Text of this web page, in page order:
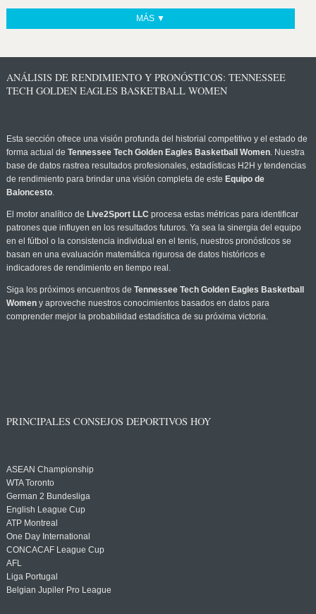
MÁS ▼
ANÁLISIS DE RENDIMIENTO Y PRONÓSTICOS: TENNESSEE
TECH GOLDEN EAGLES BASKETBALL WOMEN
Esta sección ofrece una visión profunda del historial competitivo y el estado de
forma actual de Tennessee Tech Golden Eagles Basketball Women. Nuestra
base de datos rastrea resultados profesionales, estadísticas H2H y tendencias
de rendimiento para brindar una visión completa de este Equipo de
Baloncesto.
El motor analítico de Live2Sport LLC procesa estas métricas para identificar
patrones que influyen en los resultados futuros. Ya sea la sinergia del equipo
en el fútbol o la consistencia individual en el tenis, nuestros pronósticos se
basan en una evaluación matemática rigurosa de datos históricos e
indicadores de rendimiento en tiempo real.
Siga los próximos encuentros de Tennessee Tech Golden Eagles Basketball
Womeny aproveche nuestros conocimientos basados en datos para
comprender mejor la probabilidad estadística de su próxima victoria.
PRINCIPALES CONSEJOS DEPORTIVOS HOY
ASEAN Championship
WTA Toronto
German 2 Bundesliga
English League Cup
ATP Montreal
One Day International
CONCACAF League Cup
AFL
Liga Portugal
Belgian Jupiler Pro League